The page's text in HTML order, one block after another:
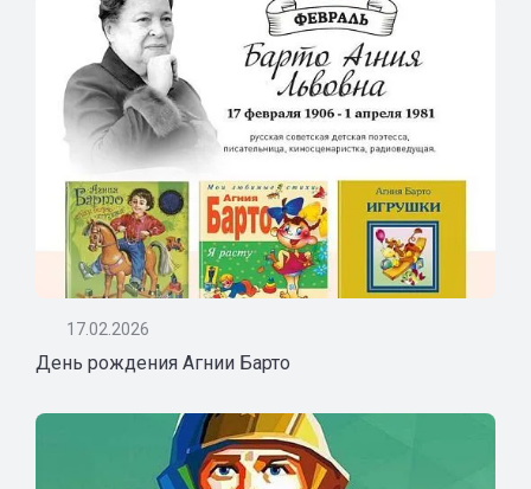
17.02.2026
День рождения Агнии Барто